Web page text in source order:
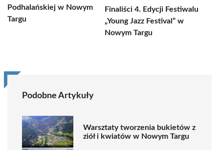
Podhalańskiej w Nowym
Targu
Finaliści 4. Edycji Festiwalu
„Young Jazz Festival” w
Nowym Targu
Podobne Artykuły
Warsztaty tworzenia bukietów z
ziół i kwiatów w Nowym Targu